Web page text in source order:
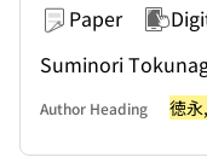
Paper
Suminori
Author Heading 徳